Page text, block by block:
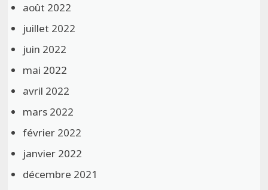
août 2022
juillet 2022
juin 2022
mai 2022
avril 2022
mars 2022
février 2022
janvier 2022
décembre 2021